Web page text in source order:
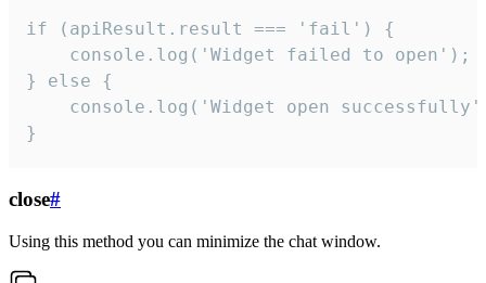
if (apiResult.result === 'fail') {
    console.log('Widget failed to open');
} else {
console.log('Widget open
}
close#
Using this method you can minimize the chat window.